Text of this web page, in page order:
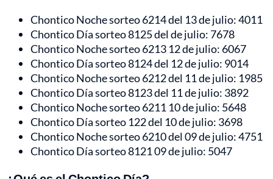
Chontico Noche sorteo 6214 del 13 de julio: 4011
Chontico Día sorteo 8125 del de julio: 7678
Chontico Noche sorteo 6213 12 de julio: 6067
Chontico Día sorteo 8124 del 12 de julio: 9014
Chontico Noche sorteo 6212 del 11 de julio: 1985
Chontico Día sorteo 8123 del 11 de julio: 3892
Chontico Noche sorteo 6211 10 de julio: 5648
Chontico Día sorteo 122 del 10 de julio: 3698
Chontico Noche sorteo 6210 del 09 de julio: 4751
Chontico Día sorteo 8121 09 de julio: 5047